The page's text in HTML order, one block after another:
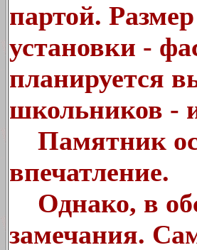
партой.
установки -
планируется
школьников -
Памятник
впечатление.
Однако, в
замечания.